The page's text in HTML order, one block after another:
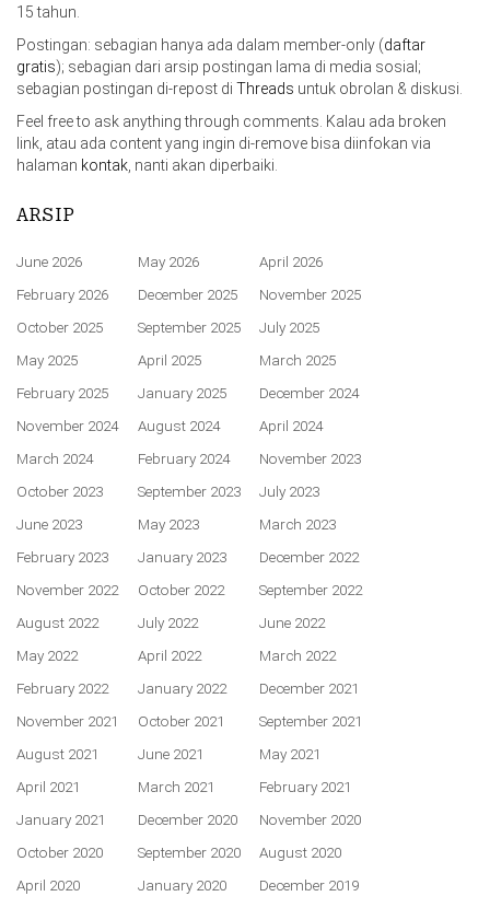
15 tahun.
Postingan: sebagian hanya ada dalam member-only (daftar
gratis); sebagian dari arsip postingan lama di media sosial;
sebagian postingan di-repost di Threads untuk obrolan & diskusi.
Feel free to ask anything through comments. Kalau ada broken
link, atau ada content yang ingin di-remove bisa diinfokan via
halaman kontak , nanti akan diperbaiki.
ARSIP
June 2026 May 2026
April 2026
February 2026
December 2025
November 2025
October 2025
September 2025
July 2025
May 2025
April 2025
March 2025
February 2025
January 2025
December 2024
November 2024
August 2024
April 2024
March 2024
February 2024
November 2023
October 2023
September 2023
July 2023
June 2023
May 2023
March 2023
February 2023
January 2023
December 2022
November 2022
October 2022
September 2022
August 2022
July 2022
June 2022
May 2022
April 2022
March 2022
February 2022
January 2022
December 2021
November 2021
October 2021
September 2021
August 2021
June 2021
May 2021
April 2021
March 2021
February 2021
January 2021
December 2020
November 2020
October 2020
September 2020
August 2020
April 2020
January 2020
December 2019